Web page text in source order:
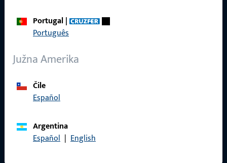
Portugal|
Português
Južna Amerika
Čile
Español
Argentina
Español | English
Općenito
Brzi pristup